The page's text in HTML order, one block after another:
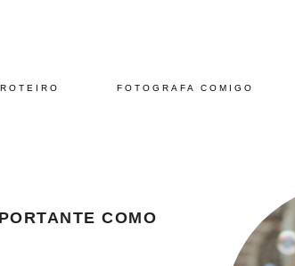
ROTEIRO FOTOGRAFA COMIGO
COMO